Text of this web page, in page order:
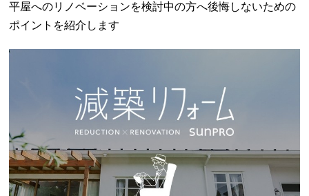
平屋へのリノベーションを検討中の方へ後悔しないための
ポイントを紹介します